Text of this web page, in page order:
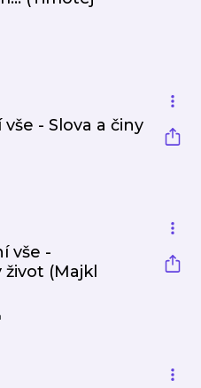
- Slova a činy
vše -
(Majkl